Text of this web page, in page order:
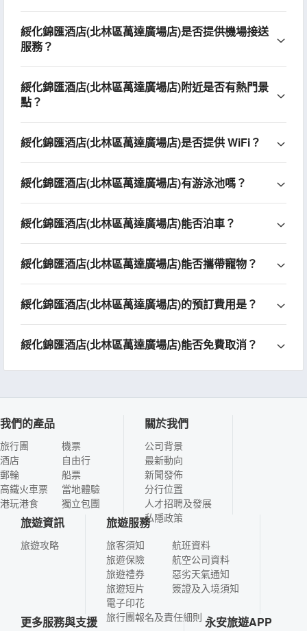
綏化錦匯酒店(北林區萬達廣場店)是否提供機場接送
服務？
綏化錦匯酒店(北林區萬達廣場店)附近是否有熱門景
點？
綏化錦匯酒店(北林區萬達廣場店)是否提供 WiFi？
綏化錦匯酒店(北林區萬達廣場店)有游泳池嗎？
綏化錦匯酒店(北林區萬達廣場店)能否泊車？
綏化錦匯酒店(北林區萬達廣場店)能否攜帶寵物？
綏化錦匯酒店(北林區萬達廣場店)的預訂費用是？
綏化錦匯酒店(北林區萬達廣場店)能否免費取消？
我們的產品
旅行團
酒店
郵輪
高鐵火車票
港玩港食
機票
自由行
船票
當地體驗
獨立包團
關於我們
公司背景
最新動向
新聞發佈
分行位置
人才招聘及發展
私隱政策
旅遊資訊
旅遊攻略
旅遊服務
旅客須知
旅遊保險
旅遊禮券
旅遊短片
電子印花
航班資料
航空公司資料
惡劣天氣通知
簽證及入境須知
旅行團報名及責任細則
更多服務與支援 永安旅遊APP